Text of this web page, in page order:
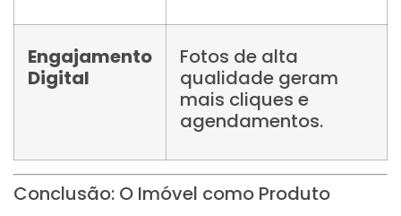
Engajamento
Digital
Fotos de alta
qualidade geram
mais cliques e
agendamentos.
Conclusão: O Imóvel como Produto